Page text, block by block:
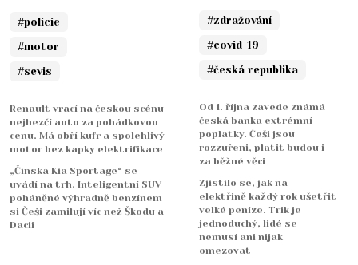
#policie
#motor
#sevis
Renault vrací na českou scénu
nejhezčí auto za pohádkovou
cenu. Má obří kufr a spolehlivý
motor bez kapky elektrifikace
„Čínská Kia Sportage“ se
uvádí na trh. Inteligentní SUV
poháněné výhradně benzínem
si Češi zamilují víc než Škodu a
Dacii
#zdražování
#covid-19
#česká republika
Od 1. října zavede známá
česká banka extrémní
poplatky. Češi jsou
rozzuřeni, platit budou i
za běžné věci
Zjistilo se, jak na
elektřině každý rok ušetřit
velké peníze. Trik je
jednoduchý, lidé se
nemusí ani nijak
omezovat